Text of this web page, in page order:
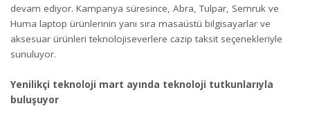
devam ediyor. Kampanya süresince, Abra, Tulpar, Semruk ve
Huma laptop ürünlerinin yanı sıra masaüstü bilgisayarlar ve
aksesuar ürünleri teknolojiseverlere cazip taksit seçenekleriyle
sunuluyor.
Yenilikçi teknoloji mart ayında teknoloji tutkunlarıyla
buluşuyor